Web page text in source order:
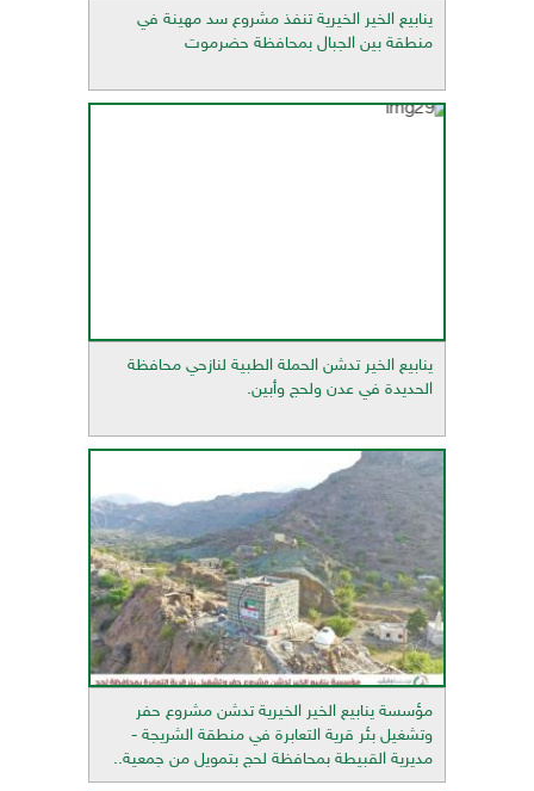
ينابيع الخير الخيرية تنفذ مشروع سد مهينة في
منطقة بين الجبال بمحافظة حضرموت
ينابيع الخير تدشن الحملة الطبية لنازحي محافظة
الحديدة في عدن ولحج وأبين.
مؤسسة ينابيع الخير الخيرية تدشن مشروع حفر
وتشغيل بئر قرية التعابرة في منطقة الشريجة -
مديرية القبيطة بمحافظة لحج بتمويل من جمعية..